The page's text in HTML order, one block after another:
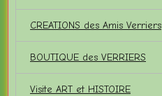
CREATIONS des Amis Verriers
BOUTIQUE des VERRIERS
Visite ART et HISTOIRE